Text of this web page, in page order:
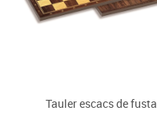
Tauler escacs de fusta